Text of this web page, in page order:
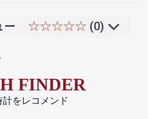
ー ☆☆☆☆☆ (0)
FINDER
計をレコメンド